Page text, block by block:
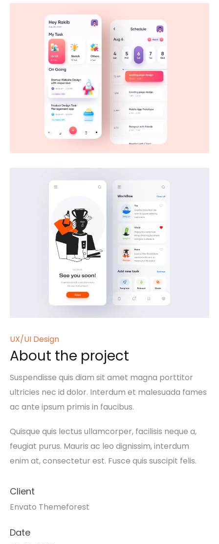
UX/UI Design
About the project
Suspendisse quis diam sit amet magna porttitor
ultricies nec id dolor. Interdum et malesuada fames
ac ante ipsum primis in faucibus.
Quisque quis lectus ullamcorper, facilisis neque a,
feugiat purus. Mauris ac leo dignissim, interdum
enim at, consectetur est. Fusce quis suscipit felis.
Client
Envato Themeforest
Date